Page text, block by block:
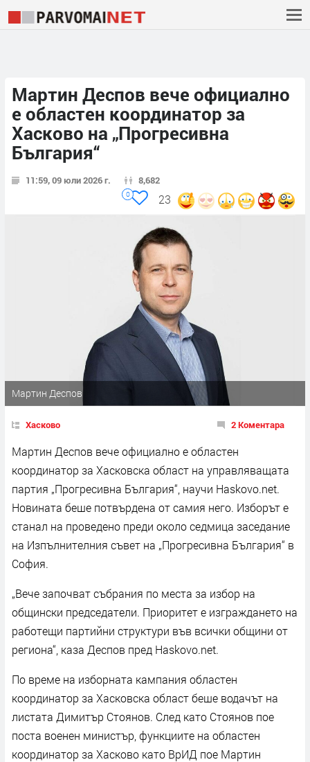
Мартин Деспов вече официално
е областен координатор за
Хасково на „Прогресивна
България“
11:59, 09 юли 2026 г. 8,682
23
0
Мартин Деспов
Хасково 2 Коментара
Мартин Деспов вече официално е областен
координатор за Хасковска област на управляващата
партия „Прогресивна България“, научи Haskovo.net.
Новината беше потвърдена от самия него. Изборът е
станал на проведено преди около седмица заседание
на Изпълнителния съвет на „Прогресивна България“ в
София.
„Вeче започват събрания по места за избор на
общински председатели. Приоритет е изграждането на
работещи партийни структури във всички общини от
региона“, каза Деспов пред Haskovo.net.
По време на изборната кампания областен
координатор за Хасковска област беше водачът на
листата Димитър Стоянов. След като Стоянов пое
поста военен министър, функциите на областен
координатор за Хасково като ВрИД пое Мартин